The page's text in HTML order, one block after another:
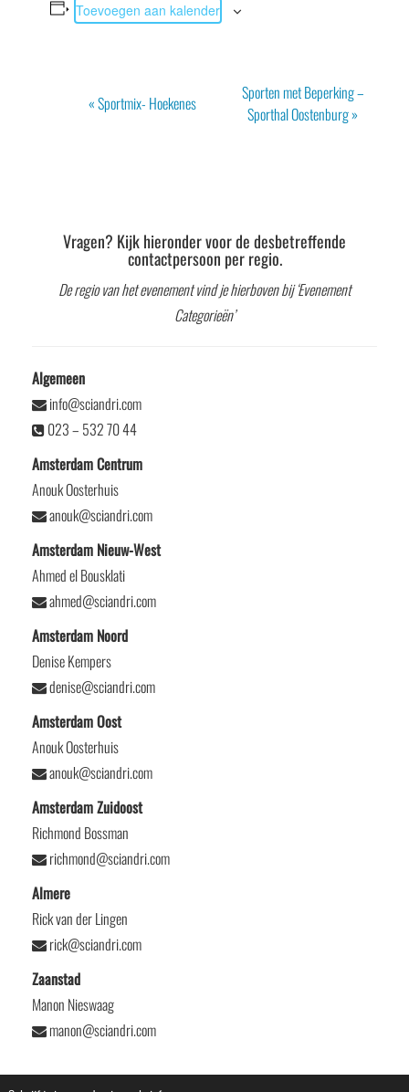
Toevoegen aan kalender
Evenement
Navigatie
«Sportmix- Hoekenes
Sporten met Beperking –
Sporthal Oostenburg»
Vragen? Kijk hieronder voor de desbetreffende
contactpersoon per regio.
De regio van het evenement vind je hierboven bij ‘Evenement
Categorieën’
Algemeen
info@sciandri.com
023 – 532 70 44
Amsterdam Centrum
Anouk Oosterhuis
anouk@sciandri.com
Amsterdam Nieuw-West
Ahmed el Bousklati
ahmed@sciandri.com
Amsterdam Noord
Denise Kempers
denise@sciandri.com
Amsterdam Oost
Anouk Oosterhuis
anouk@sciandri.com
Amsterdam Zuidoost
Richmond Bossman
richmond@sciandri.com
Almere
Rick van der Lingen
rick@sciandri.com
Zaanstad
Manon Nieswaag
manon@sciandri.com